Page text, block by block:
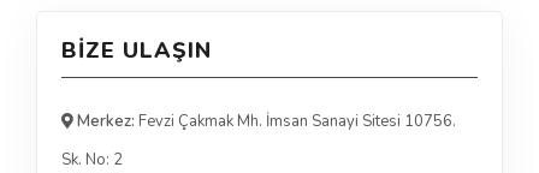
BIZE ULAŞIN
Merkez: Fevzi Çakmak Mh. İmsan Sanayi Sitesi 10756.
Sk. No: 2